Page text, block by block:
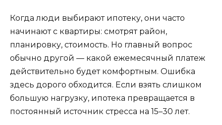
Когда люди выбирают ипотеку, они часто
начинают с квартиры: смотрят район,
планировку, стоимость. Но главный вопрос
обычно другой — какой ежемесячный платеж
действительно будет комфортным. Ошибка
здесь дорого обходится. Если взять слишком
большую нагрузку, ипотека превращается в
постоянный источник стресса на 15–30 лет.